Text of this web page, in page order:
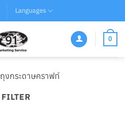
Languages
0
ถุงกระดาษคราฟท์
FILTER